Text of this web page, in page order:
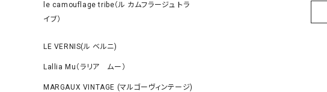
le camouflage tribe（ル カムフラージュ トラ
イブ）
LE VERNIS(ル ベルニ)
Lallia Mu（ラリア ムー）
MARGAUX VINTAGE (マルゴーヴィンテージ)